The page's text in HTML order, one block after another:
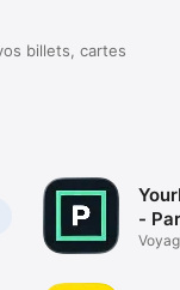
billets, cartes
-